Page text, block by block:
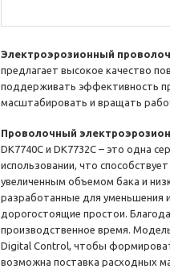
Электроэрозионный
предлагает высокое качество
поддерживать эффективность
масштабировать и вращать
Проволочный
DK7740C и DK7732C – это одна
использовании, что
увеличенным объемом бака и
разработанные для уменьшения
дорогостоящие простои.
производственное время.
Digital Control, чтобы
возможна поставка расходных